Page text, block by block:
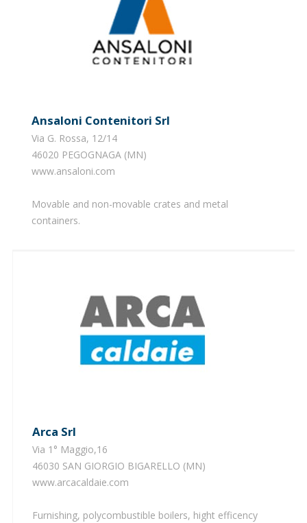
Ansaloni Contenitori Srl
Via G. Rossa, 12/14
46020 PEGOGNAGA (MN)
www.ansaloni.com
​Movable and non-movable crates and metal
containers.
Arca Srl
Via 1° Maggio,16
46030 SAN GIORGIO BIGARELLO (MN)
www.arcacaldaie.com
Furnishing, polycombustible boilers, hight efficency